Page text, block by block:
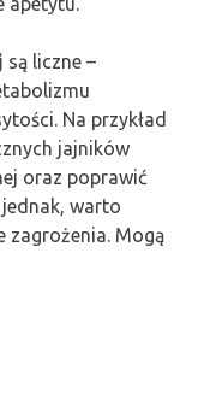
są liczne –
Na przykład
jajników
oraz poprawić
warto
zagrożenia. Mogą